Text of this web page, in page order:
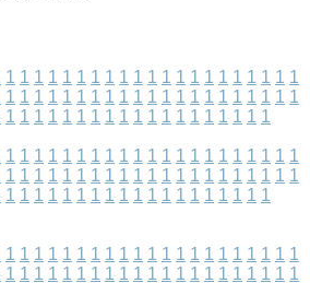
1 1 1 1 1 1 1 1 1 1 1 1 1 1 1 1 1 1 1 1 1
1 1 1 1 1 1 1 1 1 1 1 1 1 1 1 1 1 1 1 1 1
1 1 1 1 1 1 1 1 1 1 1 1 1 1 1 1 1 1 1
1 1 1 1 1 1 1 1 1 1 1 1 1 1 1 1 1 1 1 1 1
1 1 1 1 1 1 1 1 1 1 1 1 1 1 1 1 1 1 1 1 1
1 1 1 1 1 1 1 1 1 1 1 1 1 1 1 1 1 1 1
1 1 1 1 1 1 1 1 1 1 1 1 1 1 1 1 1 1 1 1 1
1 1 1 1 1 1 1 1 1 1 1 1 1 1 1 1 1 1 1 1 1